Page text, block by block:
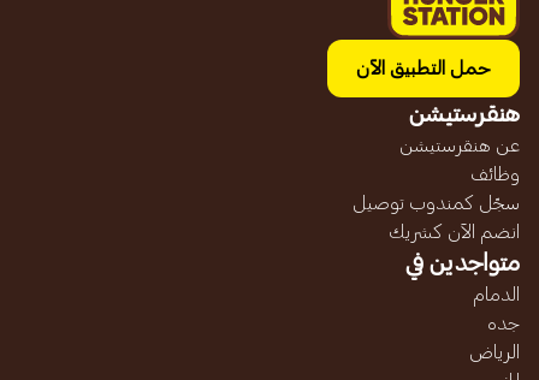
حمل التطبيق الآن
هنقرستيشن
عن هنقرستيشن
وظائف
سجّل كمندوب توصيل
انضم الآن كشريك
متواجدين في
الدمام
جده
الرياض